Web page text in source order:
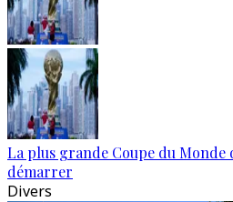
La plus grande Coupe du Monde
démarrer
Divers